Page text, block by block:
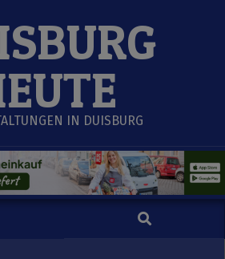
IN DUISBURG
Search